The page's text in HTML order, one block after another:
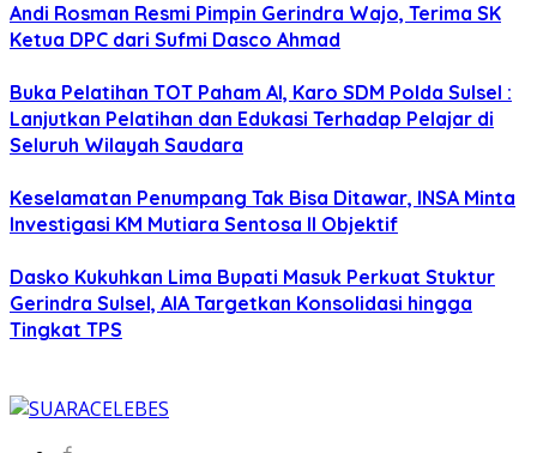
Andi Rosman Resmi Pimpin Gerindra Wajo, Terima SK
Ketua DPC dari Sufmi Dasco Ahmad
Buka Pelatihan TOT Paham AI, Karo SDM Polda Sulsel :
Lanjutkan Pelatihan dan Edukasi Terhadap Pelajar di
Seluruh Wilayah Saudara
Keselamatan Penumpang Tak Bisa Ditawar, INSA Minta
Investigasi KM Mutiara Sentosa II Objektif
Dasko Kukuhkan Lima Bupati Masuk Perkuat Stuktur
Gerindra Sulsel, AIA Targetkan Konsolidasi hingga
Tingkat TPS